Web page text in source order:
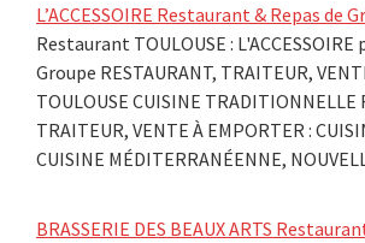
L’ACCESSOIRE Restaurant & Repas de
Restaurant TOULOUSE : L'ACCESSOIRE
Groupe RESTAURANT, TRAITEUR,
TOULOUSE CUISINE TRADITIONNELLE
TRAITEUR, VENTE À EMPORTER :
CUISINE MÉDITERRANÉENNE,
BRASSERIE DES BEAUX ARTS